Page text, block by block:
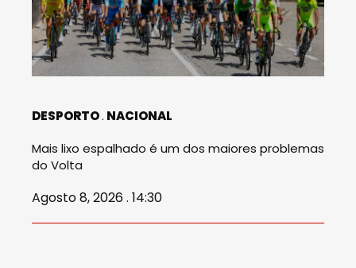
DESPORTO NACIONAL
Mais lixo espalhado é um dos maiores problemas
do Volta
Agosto 8, 2026 . 14:30